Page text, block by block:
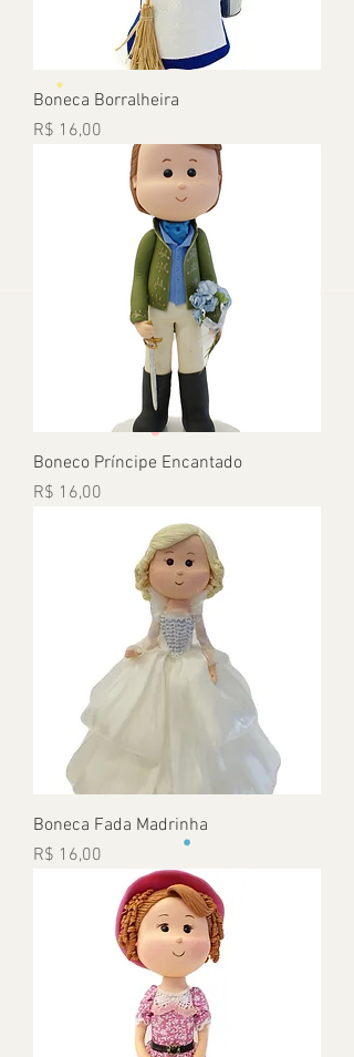
Boneca Borralheira
Preço
R$ 16,00
Boneco Príncipe Encantado
Preço
R$ 16,00
Boneca Fada Madrinha
Preço
R$ 16,00